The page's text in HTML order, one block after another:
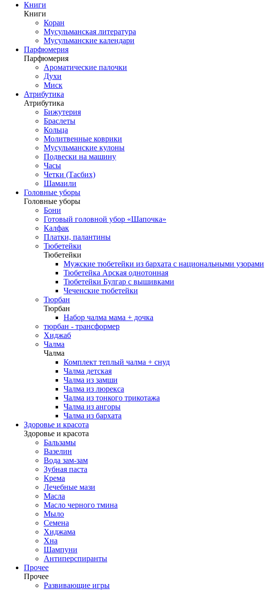
Книги
Книги
Коран
Мусульманская литература
Мусульманские календари
Парфюмерия
Парфюмерия
Ароматические палочки
Духи
Миск
Атрибутика
Атрибутика
Бижутерия
Браслеты
Кольца
Молитвенные коврики
Мусульманские кулоны
Подвески на машину
Часы
Четки (Тасбих)
Шамаили
Головные уборы
Головные уборы
Бони
Готовый головной убор «Шапочка»
Калфак
Платки, палантины
Тюбетейки
Тюбетейки
Мужские тюбетейки из бархата с национальными узорами
Тюбетейка Арская однотонная
Тюбетейки Булгар с вышивками
Чеченские тюбетейки
Тюрбан
Тюрбан
Набор чалма мама + дочка
тюрбан - трансформер
Хиджаб
Чалма
Чалма
Комплект теплый чалма + снуд
Чалма детская
Чалма из замши
Чалма из люрекса
Чалма из тонкого трикотажа
Чалма из ангоры
Чалма из бархата
Здоровье и красота
Здоровье и красота
Бальзамы
Вазелин
Вода зам-зам
Зубная паста
Крема
Лечебные мази
Масла
Масло черного тмина
Мыло
Семена
Хиджама
Хна
Шампуни
Антиперспиранты
Прочее
Прочее
Развивающие игры